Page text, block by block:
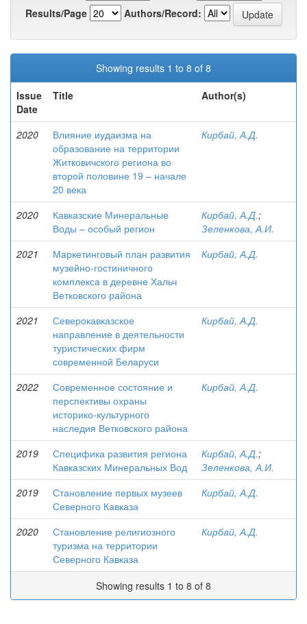
Results/Page
Authors/Record:
Showing results 1 to 8 of 8
Issue
Date
Title Author(s)
2020
Влияние иудаизма на
образование на территории
Житковичского региона во
второй половине 19 – начале
20 века
Кирбай, А.Д.
2020
Кавказские Минеральные
Воды – особый регион
Кирбай, А.Д.;
Зеленкова, А.И.
2021
Маркетинговый план развития
музейно-гостиничного
комплекса в деревне Хальч
Ветковского района
Кирбай, А.Д.
2021
Северокавказское
направление в деятельности
туристических фирм
современной Беларуси
Кирбай, А.Д.
2022
Современное состояние и
перспективы охраны
историко-культурного
наследия Ветковского района
Кирбай, А.Д.
2019
Специфика развития региона
Кавказских Минеральных Вод
Кирбай, А.Д.;
Зеленкова, А.И.
2019
Становление первых музеев
Северного Кавказа
Кирбай, А.Д.
2020
Становление религиозного
туризма на территории
Северного Кавказа
Кирбай, А.Д.
Showing results 1 to 8 of 8